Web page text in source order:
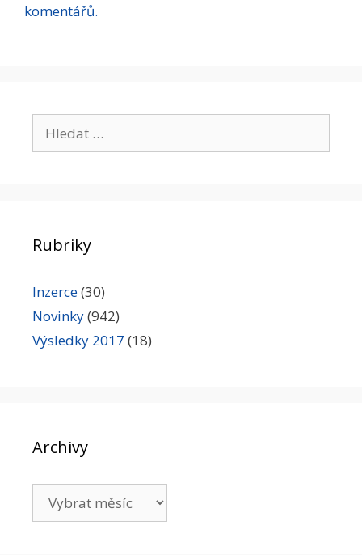
komentářů.
Rubriky
Inzerce(30)
Novinky(942)
Výsledky 2017 (18)
Archivy